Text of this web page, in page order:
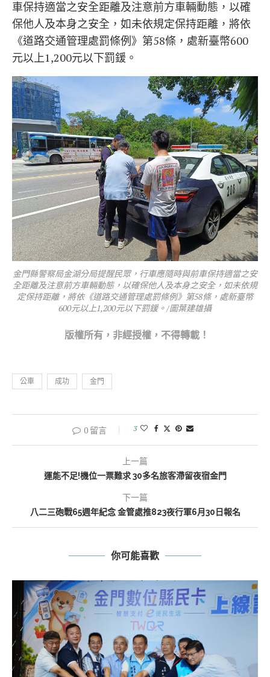
車保持適當之安全距離及注意前方車輛動態，以確
保他人及本身之安全，如未依規定保持距離，將依
《道路交通管理處罰條例》第58條，處新臺幣600
元以上1,200元以下罰鍰。
金門縣警察局金湖分局提醒民眾，行車應隨時與前車保持適當之安
全距離及注意前方車輛動態，以確保他人及本身之安全，如未依規
定保持距離，將依《道路交通管理處罰條例》第58條，處新臺幣
600元以上1,200元以下罰鍰。/圖葉建雄攝
版權所有，非經授權，不得轉載！
公車 成功 金門
0 留言 3
上一篇
運能不足!機位一票難求 30多名旅客滯留夜宿金門
下一篇
八二三砲戰65週年紀念 金管處推823夜行軍6月30日報名
你可能喜歡